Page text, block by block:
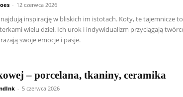
- 12 czerwca 2026
inspirację w bliskich im istotach. Koty, te tajemnicze
wielu dzieł. Ich urok i indywidualizm przyciągają
swoje emocje i pasje.
– porcelana, tkaniny, ceramika
- 5 czerwca 2026